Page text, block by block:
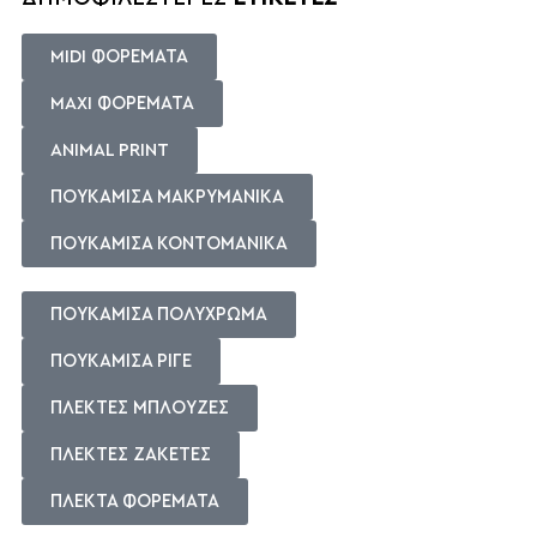
MIDI ΦΟΡΕΜΑΤΑ
MAXI ΦΟΡΕΜΑΤΑ
ANIMAL PRINT
ΠΟΥΚΑΜΙΣΑ ΜΑΚΡΥΜΑΝΙΚΑ
ΠΟΥΚΑΜΙΣΑ ΚΟΝΤΟΜΑΝΙΚΑ
ΠΟΥΚΑΜΙΣΑ ΠΟΛΥΧΡΩΜΑ
ΠΟΥΚΑΜΙΣΑ ΡΙΓΕ
ΠΛΕΚΤΕΣ ΜΠΛΟΥΖΕΣ
ΠΛΕΚΤΕΣ ΖΑΚΕΤΕΣ
ΠΛΕΚΤΑ ΦΟΡΕΜΑΤΑ